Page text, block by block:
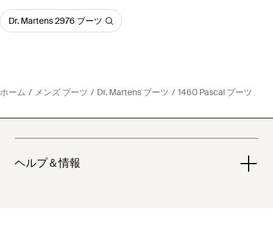
Dr. Martens 2976 ブーツ
ホーム メンズ ブーツ Dr. Martens ブーツ 1460 Pascal ブーツ
ヘルプ＆情報